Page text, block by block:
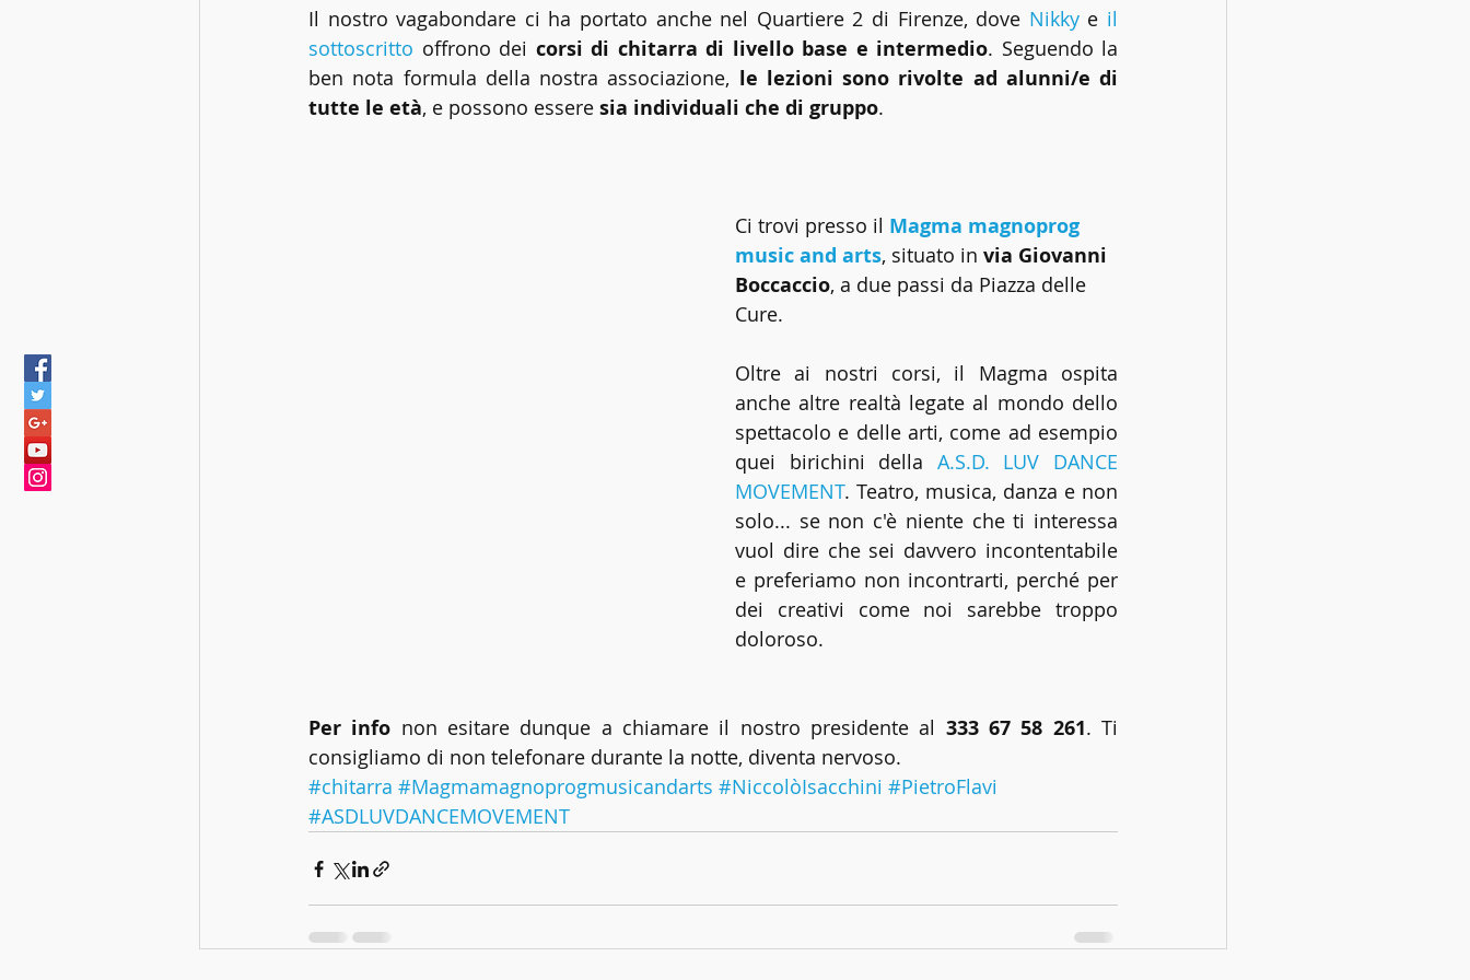
Il nostro vagabondare ci ha portato anche nel Quartiere 2 di Firenze, dove Nikky e il
sottoscritto offrono dei corsi di chitarra di livello base e intermedio. Seguendo la
ben nota formula della nostra associazione, le lezioni sono rivolte ad alunni/e di
tutte le età, e possono essere sia individuali che di gruppo.
Ci trovi presso il Magma magnoprog
music and arts, situato in via Giovanni
Boccaccio, a due passi da Piazza delle
Cure.
Oltre ai nostri corsi, il Magma ospita
anche altre realtà legate al mondo dello
spettacolo e delle arti, come ad esempio
quei birichini della A.S.D. LUV DANCE
MOVEMENT. Teatro, musica, danza e non
solo... se non c'è niente che ti interessa
vuol dire che sei davvero incontentabile
e preferiamo non incontrarti, perché per
dei creativi come noi sarebbe troppo
doloroso.
Per info non esitare dunque a chiamare il nostro presidente al 333 67 58 261. Ti
consigliamo di non telefonare durante la notte, diventa nervoso.
#chitarra #Magmamagnoprogmusicandarts #NiccolòIsacchini #PietroFlavi
#ASDLUVDANCEMOVEMENT